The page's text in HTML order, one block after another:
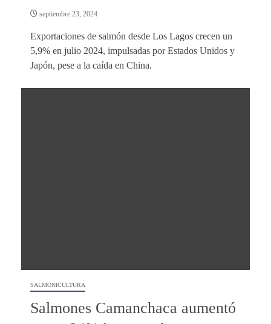
septiembre 23, 2024
Exportaciones de salmón desde Los Lagos crecen un
5,9% en julio 2024, impulsadas por Estados Unidos y
Japón, pese a la caída en China.
SALMONICULTURA
Salmones Camanchaca aumentó